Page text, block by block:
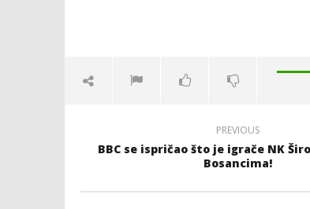
PREVIOUS
BBC se ispričao što je igrače NK
Bosancima!